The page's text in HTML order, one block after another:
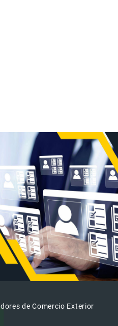
de Comercio Exterior